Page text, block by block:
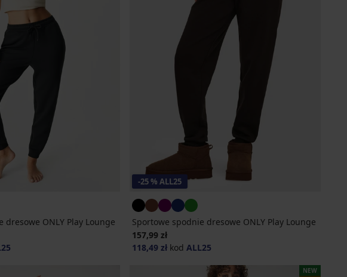
dresowe ONLY Play Lounge
-25 % ALL25
Sportowe spodnie dresowe ONLY Play Lounge
157,99 zł
118,49 złkod ALL25
NEW